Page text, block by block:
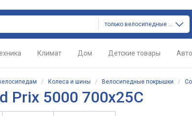
только велосипедные покрышки
Климат Дом Детские товары Авто
/ Колеса и шины / Велосипедные покрышки /
Prix 5000 700x25C